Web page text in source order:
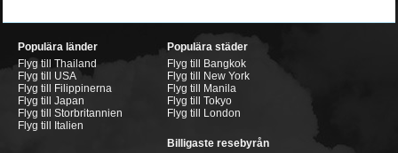
Populära länder
Flyg till Thailand
Flyg till USA
Flyg till Filippinerna
Flyg till Japan
Flyg till Storbritannien
Flyg till Italien
Populära städer
Flyg till Bangkok
Flyg till New York
Flyg till Manila
Flyg till Tokyo
Flyg till London
Billigaste resebyrån